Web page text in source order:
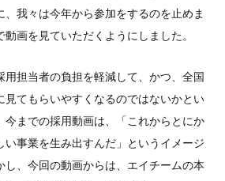
、我々は今年から参加をするのを止めま
画を見ていただくようにしました。
用担当者の負担を軽減して、かつ、全国
見てもらいやすくなるのではないかとい
今までの採用動画は、「これからとにか
い事業を生み出すんだ」というイメージ
し、今回の動画からは、エイチームの本